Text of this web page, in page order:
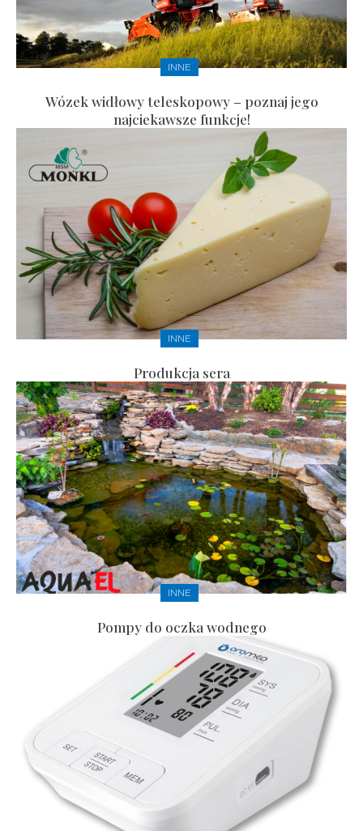
INNE
Wózek widłowy teleskopowy – poznaj jego
najciekawsze funkcje!
INNE
Produkcja sera
INNE
Pompy do oczka wodnego